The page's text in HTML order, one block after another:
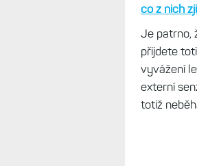
co z nich
Je patrno,
přijdete
vyvážení
externí
totiž